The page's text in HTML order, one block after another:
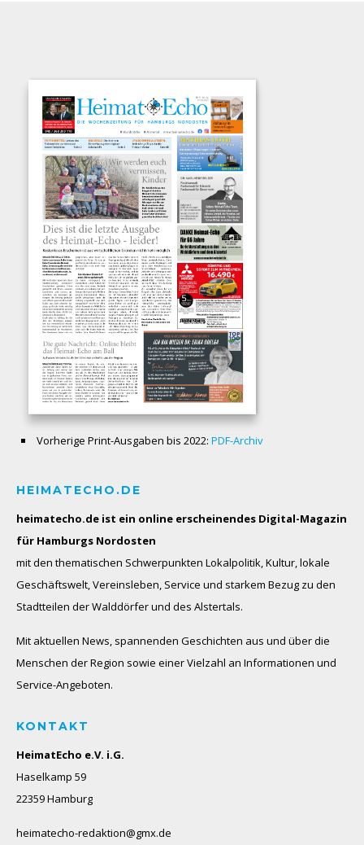
Vorherige Print-Ausgaben bis 2022: PDF-Archiv
HEIMATECHO.DE
heimatecho.de ist ein online erscheinendes Digital-Magazin
für Hamburgs Nordosten
mit den thematischen Schwerpunkten Lokalpolitik, Kultur, lokale
Geschäftswelt, Vereinsleben, Service und starkem Bezug zu den
Stadtteilen der Walddörfer und des Alstertals.
Mit aktuellen News, spannenden Geschichten aus und über die
Menschen der Region sowie einer Vielzahl an Informationen und
Service-Angeboten.
KONTAKT
HeimatEcho e.V. i.G.
Haselkamp 59
22359 Hamburg
heimatecho-redaktion@gmx.de